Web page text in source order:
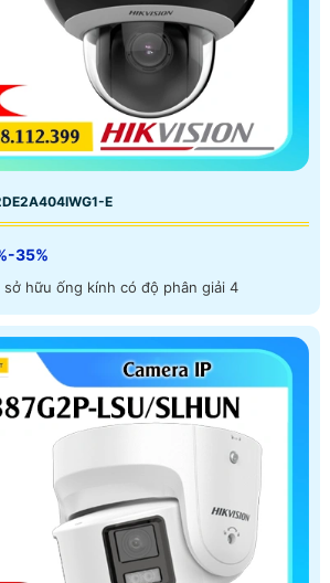
E
35%
sở hữu ống kính có độ phân giải 4